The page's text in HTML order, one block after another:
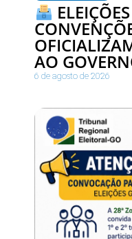
AO
6 de agosto de 2026